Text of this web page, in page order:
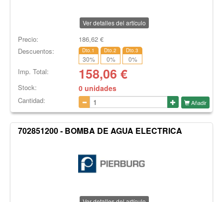
Ver detalles del artículo
Precio: 186,62€
Descuentos:
Dto.1
30%
Dto.2
0%
Dto.3
0%
Imp. Total: 158,06 €
Stock: 0 unidades
Cantidad: Añadir
702851200 - BOMBA DE AGUA ELECTRICA